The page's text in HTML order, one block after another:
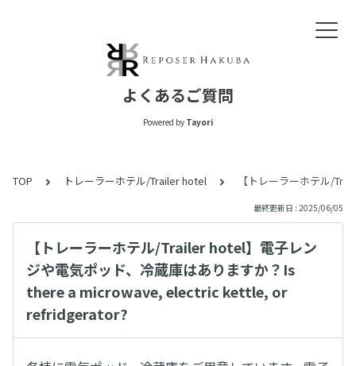
よくあるご質問
Powered by Tayori
TOP トレーラーホテル/Trailer hotel 【トレーラーホテル/
最終更新日 : 2025/06/05
【トレーラーホテル/Trailer hotel】電子レン
ジや電気ポッド、冷蔵庫はありますか？Is
there a microwave, electric kettle, or
refridgerator?